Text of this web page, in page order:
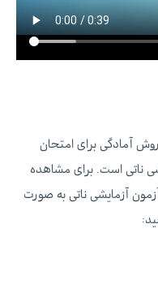
آمادگی برای امتحان
ناتی است. برای مشاهده
آزمایشی ناتی به صورت